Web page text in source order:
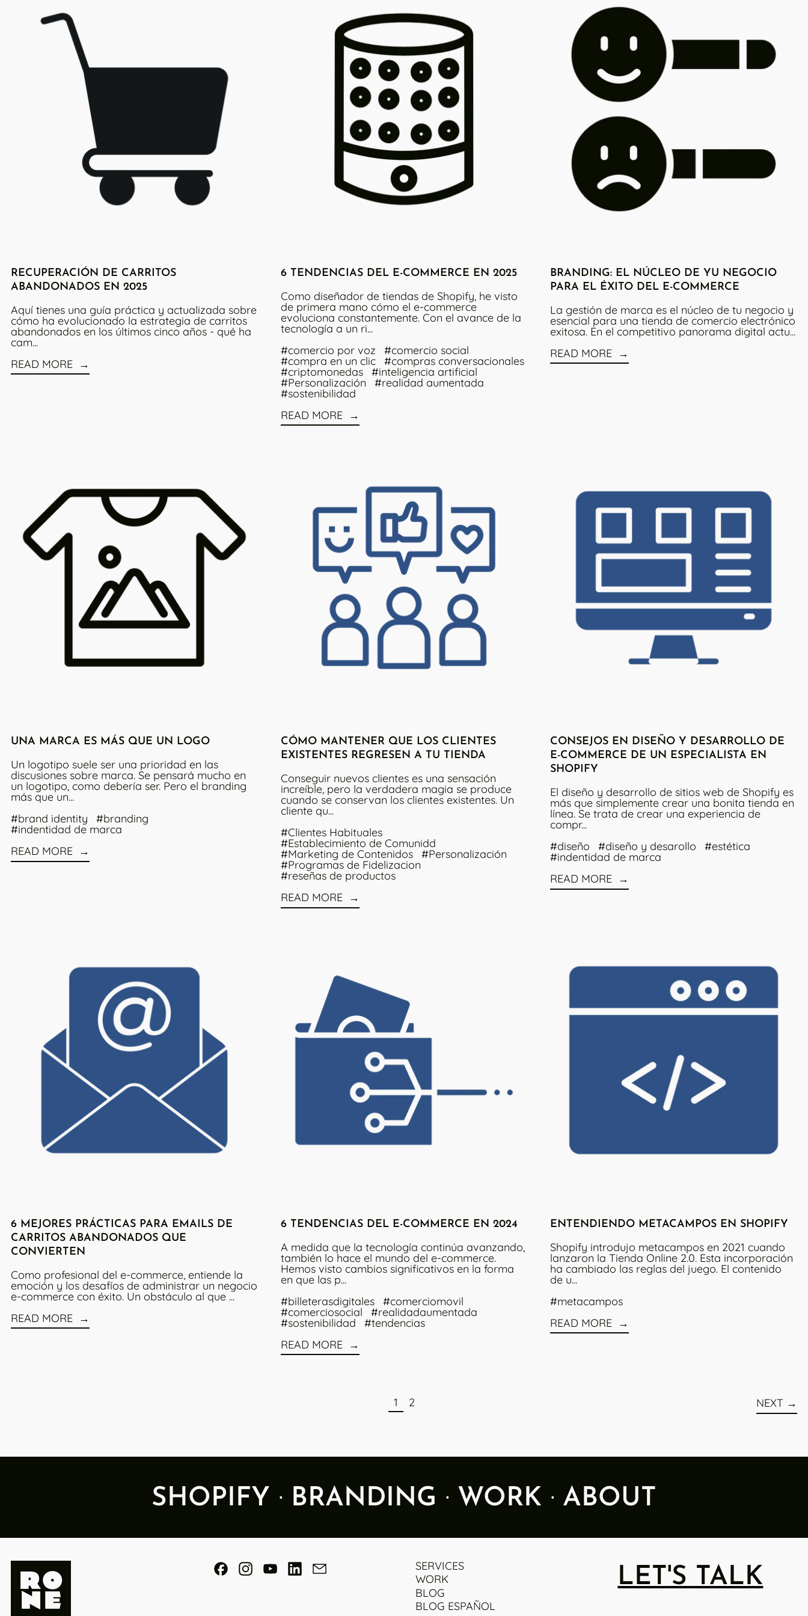
RECUPERACIÓN DE CARRITOS
ABANDONADOS EN 2025
Aquí tienes una guía práctica y actualizada sobre
cómo ha evolucionado la estrategia de carritos
abandonados en los últimos cinco años - qué ha
cam...
READ MORE
6 TENDENCIAS DEL E-COMMERCE EN 2025
Como diseñador de tiendas de Shopify, he visto
de primera mano cómo el e-commerce
evoluciona constantemente. Con el avance de la
tecnología a un ri...
#comercio por voz
#comercio social
#compra en un clic #compras conversacionales
#criptomonedas #inteligencia artificial
#Personalización #realidad aumentada
#sostenibilidad
READ MORE
BRANDING: EL NÚCLEO DE YU NEGOCIO
PARA EL ÉXITO DEL E-COMMERCE
La gestión de marca es el núcleo de tu negocio y
esencial para una tienda de comercio electrónico
exitosa. En el competitivo panorama digital actu...
READ MORE
UNA MARCA ES MÁS QUE UN LOGO
Un logotipo suele ser una prioridad en las
discusiones sobre marca. Se pensará mucho en
un logotipo, como debería ser. Pero el branding
más que un...
#brand identity
#branding
#indentidad de marca
READ MORE
CÓMO MANTENER QUE LOS CLIENTES
EXISTENTES REGRESEN A TU TIENDA
Conseguir nuevos clientes es una sensación
increíble, pero la verdadera magia se produce
cuando se conservan los clientes existentes. Un
cliente qu...
#Clientes Habituales
#Establecimiento de Comunidd
#Marketing de Contenidos #Personalización
#Programas de Fidelizacion
#reseñas de productos
READ MORE
CONSEJOS EN DISEÑO Y DESARROLLO DE
E-COMMERCE DE UN ESPECIALISTA EN
SHOPIFY
El diseño y desarrollo de sitios web de Shopify es
más que simplemente crear una bonita tienda en
línea. Se trata de crear una experiencia de
compr...
#diseño
#diseño y desarollo #estética
#indentidad de marca
READ MORE
6 MEJORES PRÁCTICAS PARA EMAILS DE
CARRITOS ABANDONADOS QUE
CONVIERTEN
Como profesional del e-commerce, entiende la
emoción y los desafíos de administrar un negocio
e-commerce con éxito. Un obstáculo al que ...
READ MORE
6 TENDENCIAS DEL E-COMMERCE EN 2024
A medida que la tecnología continúa avanzando,
también lo hace el mundo del e-commerce.
Hemos visto cambios significativos en la forma
en que las p...
#billeterasdigitales
#comerciomovil
#comerciosocial #realidadaumentada
#sostenibilidad
#tendencias
READ MORE
ENTENDIENDO METACAMPOS EN SHOPIFY
Shopify introdujo metacampos en 2021 cuando
lanzaron la Tienda Online 2.0. Esta incorporación
ha cambiado las reglas del juego. El contenido
de u...
#metacampos
READ MORE
page
1 page
2 NEXT
SHOPIFY · BRANDING · WORK · ABOUT
FacebookInstagramYouTubeLinkedIn
SERVICES
WORK
BLOG
BLOG ESPAÑOL
LET'S TALK